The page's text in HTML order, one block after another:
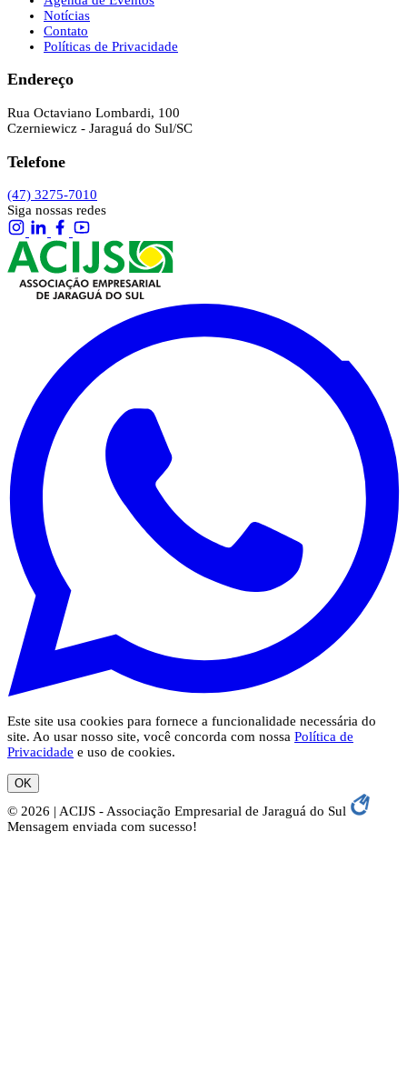
Notícias
Contato
Políticas de Privacidade
Endereço
Rua Octaviano Lombardi, 100
Czerniewicz - Jaraguá do Sul/SC
Telefone
(47) 3275-7010
Siga nossas redes
Este site usa cookies para fornece a funcionalidade necessária do
site. Ao usar nosso site, você concorda com nossa Política de
Privacidade e uso de cookies.
OK
© 2026 | ACIJS - Associação Empresarial de Jaraguá do Sul
Mensagem enviada com sucesso!